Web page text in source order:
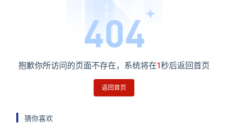
抱歉你所访问的页面不存在，系统将在1秒后返回首页
返回首页
猜你喜欢